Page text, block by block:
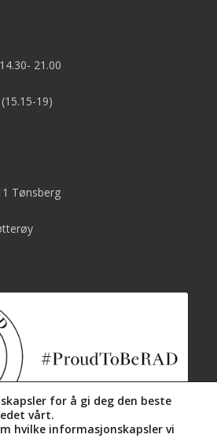
21.00
19)
Tønsberg
for å gi deg den beste
vårt.
hvilke informasjonskapsler vi